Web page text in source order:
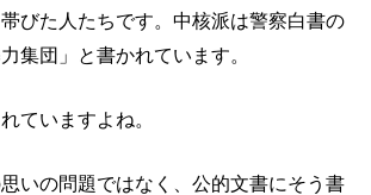
びた人たちです。中核派は警察白書の
集団」と書かれています。
ていますよね。
いの問題ではなく、公的文書にそう書